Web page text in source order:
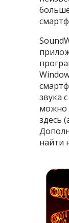
звука
можно
здесь
найти